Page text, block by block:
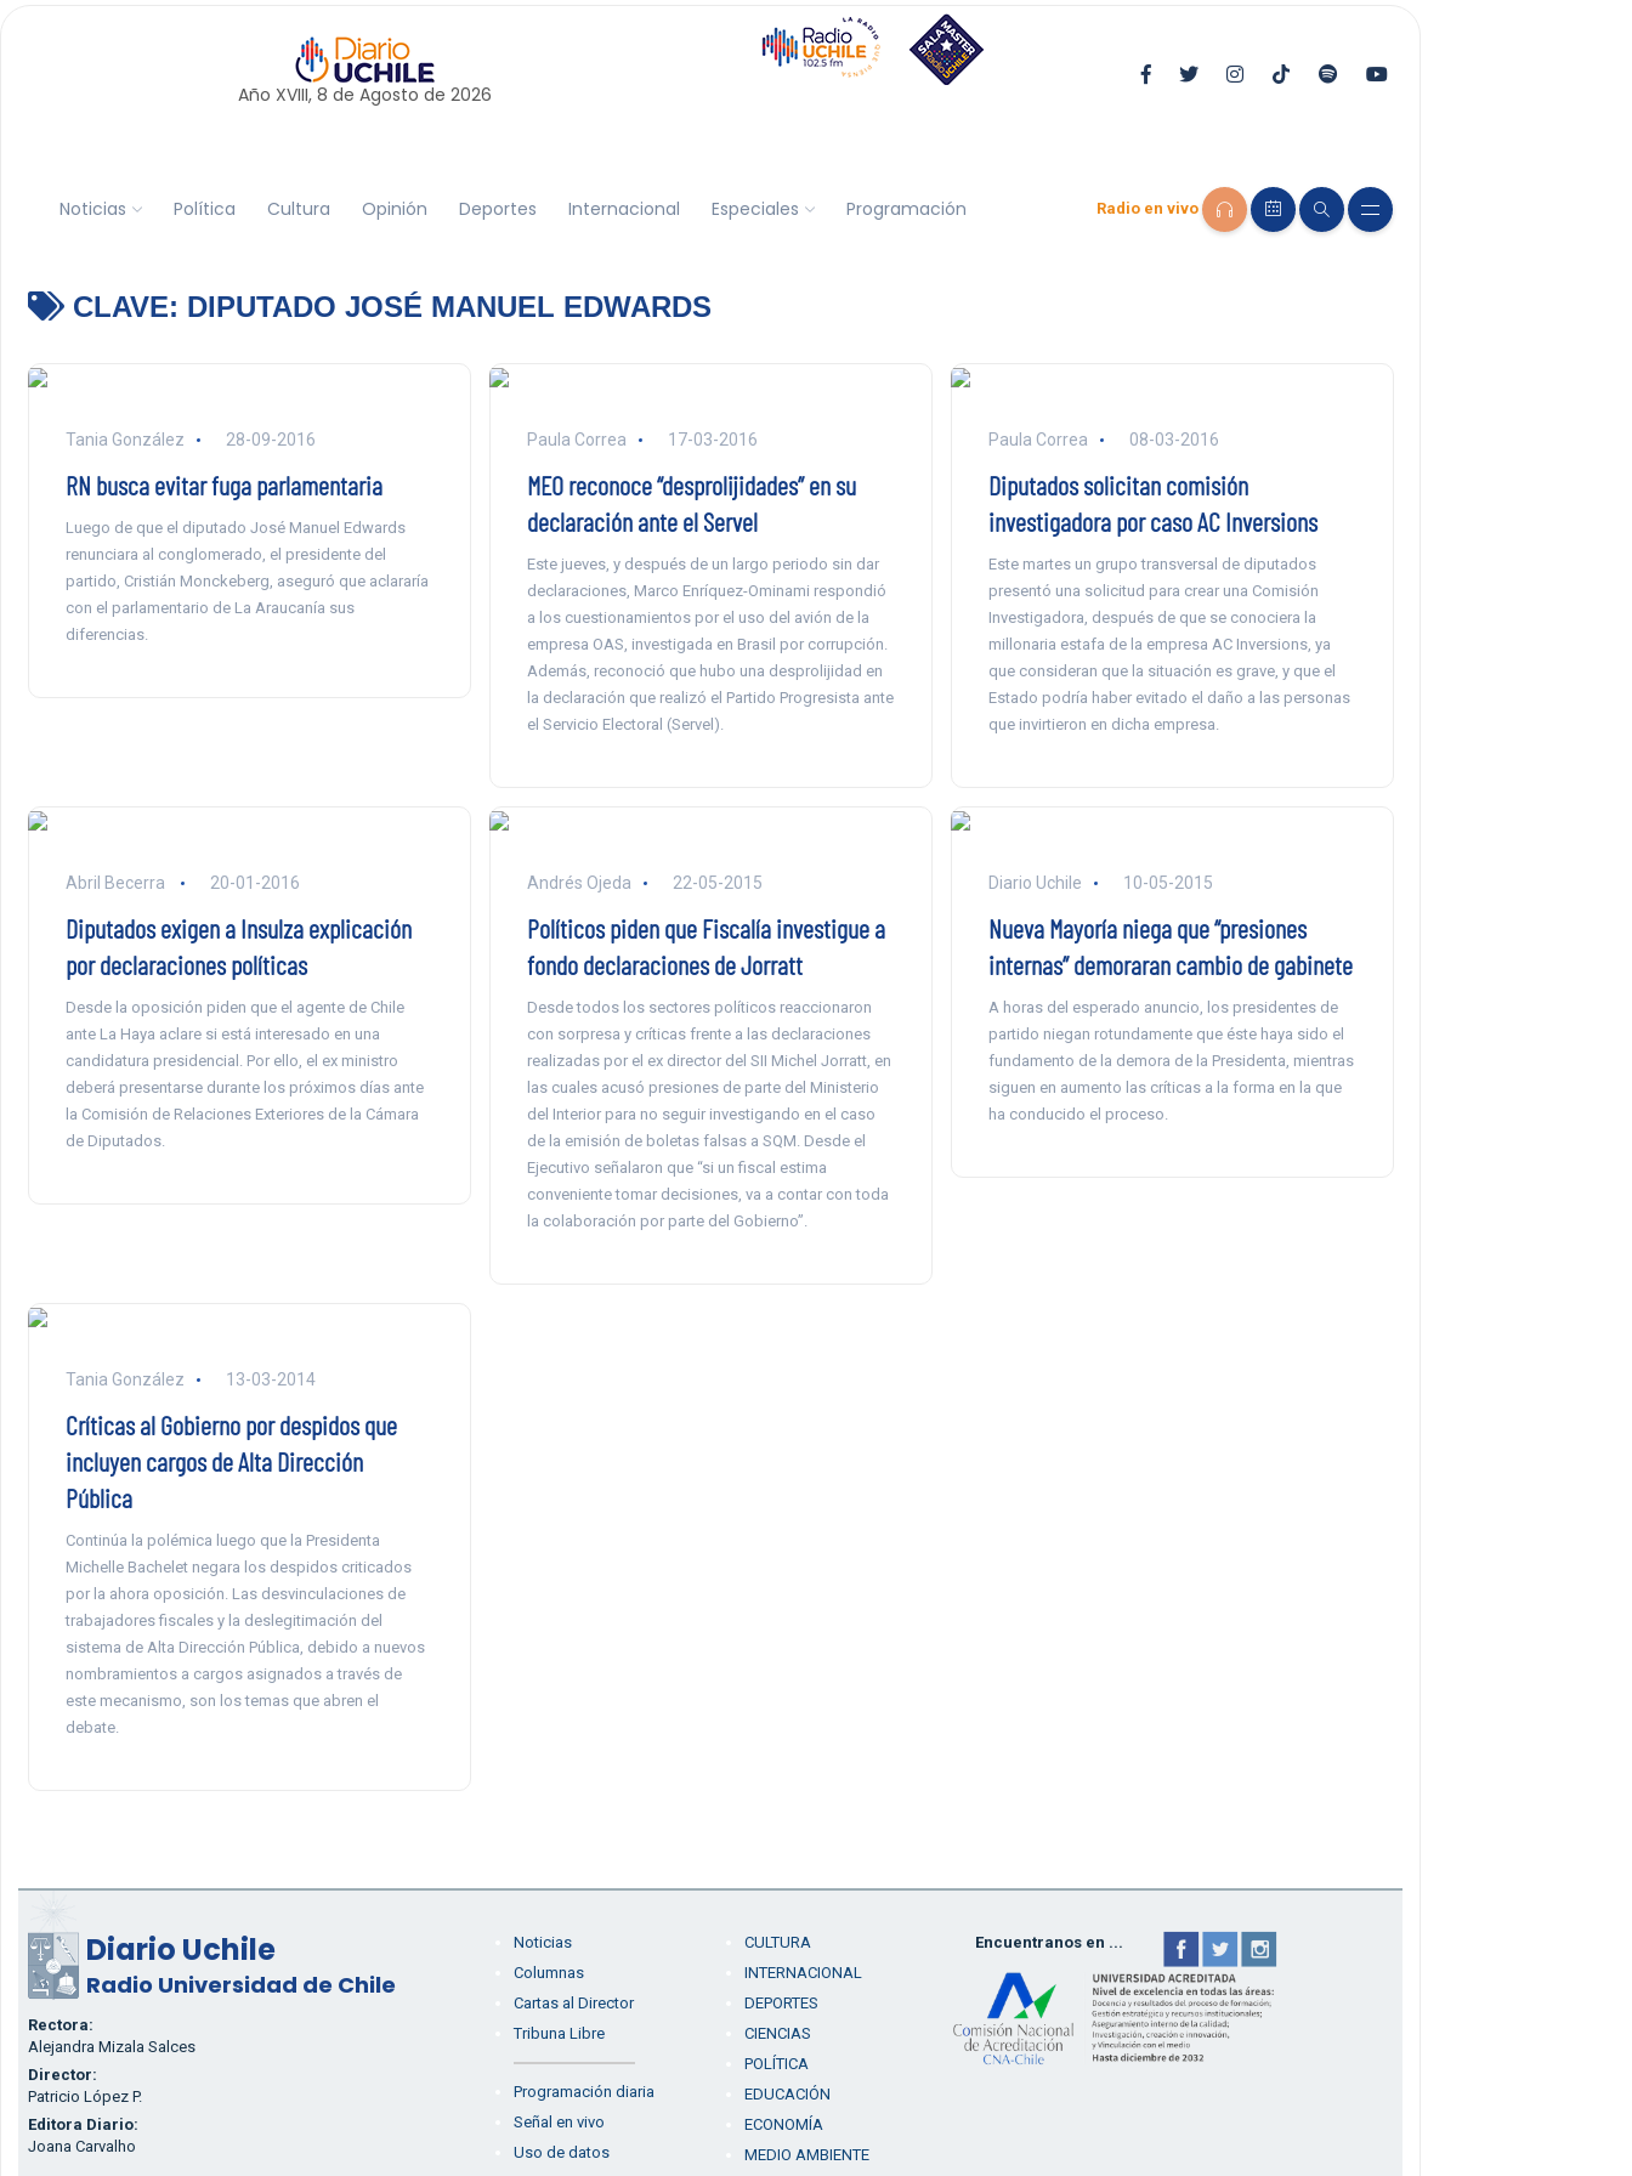
Año XVIII, 8 de Agosto de 2026
Noticias Política Cultura Opinión Deportes Internacional Especiales Programación Radio en vivo
CLAVE: DIPUTADO JOSÉ MANUEL EDWARDS
Tania González 28-09-2016
RN busca evitar fuga parlamentaria
Luego de que el diputado José Manuel Edwards
renunciara al conglomerado, el presidente del
partido, Cristián Monckeberg, aseguró que aclararía
con el parlamentario de La Araucanía sus
diferencias.
Paula Correa 17-03-2016
MEO reconoce “desprolijidades” en su
declaración ante el Servel
Este jueves, y después de un largo periodo sin dar
declaraciones, Marco Enríquez-Ominami respondió
a los cuestionamientos por el uso del avión de la
empresa OAS, investigada en Brasil por corrupción.
Además, reconoció que hubo una desprolijidad en
la declaración que realizó el Partido Progresista ante
el Servicio Electoral (Servel).
Paula Correa 08-03-2016
Diputados solicitan comisión
investigadora por caso AC Inversions
Este martes un grupo transversal de diputados
presentó una solicitud para crear una Comisión
Investigadora, después de que se conociera la
millonaria estafa de la empresa AC Inversions, ya
que consideran que la situación es grave, y que el
Estado podría haber evitado el daño a las personas
que invirtieron en dicha empresa.
Abril Becerra 20-01-2016
Diputados exigen a Insulza explicación
por declaraciones políticas
Desde la oposición piden que el agente de Chile
ante La Haya aclare si está interesado en una
candidatura presidencial. Por ello, el ex ministro
deberá presentarse durante los próximos días ante
la Comisión de Relaciones Exteriores de la Cámara
de Diputados.
Andrés Ojeda 22-05-2015
Políticos piden que Fiscalía investigue a
fondo declaraciones de Jorratt
Desde todos los sectores políticos reaccionaron
con sorpresa y críticas frente a las declaraciones
realizadas por el ex director del SII Michel Jorratt, en
las cuales acusó presiones de parte del Ministerio
del Interior para no seguir investigando en el caso
de la emisión de boletas falsas a SQM. Desde el
Ejecutivo señalaron que “si un fiscal estima
conveniente tomar decisiones, va a contar con toda
la colaboración por parte del Gobierno”.
Diario Uchile 10-05-2015
Nueva Mayoría niega que “presiones
internas” demoraran cambio de gabinete
A horas del esperado anuncio, los presidentes de
partido niegan rotundamente que éste haya sido el
fundamento de la demora de la Presidenta, mientras
siguen en aumento las críticas a la forma en la que
ha conducido el proceso.
Tania González 13-03-2014
Críticas al Gobierno por despidos que
incluyen cargos de Alta Dirección
Pública
Continúa la polémica luego que la Presidenta
Michelle Bachelet negara los despidos criticados
por la ahora oposición. Las desvinculaciones de
trabajadores fiscales y la deslegitimación del
sistema de Alta Dirección Pública, debido a nuevos
nombramientos a cargos asignados a través de
este mecanismo, son los temas que abren el
debate.
Diario Uchile
Radio Universidad de Chile
Rectora:
Alejandra Mizala Salces
Director:
Patricio López P.
Editora Diario:
Joana Carvalho
Noticias
Columnas
Cartas al Director
Tribuna Libre
Programación diaria
Señal en vivo
Uso de datos
CULTURA
INTERNACIONAL
DEPORTES
CIENCIAS
POLÍTICA
EDUCACIÓN
ECONOMÍA
MEDIO AMBIENTE
Encuentranos en ...